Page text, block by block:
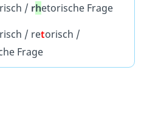
/ rhetorische Frage
/ retorisch /
Frage